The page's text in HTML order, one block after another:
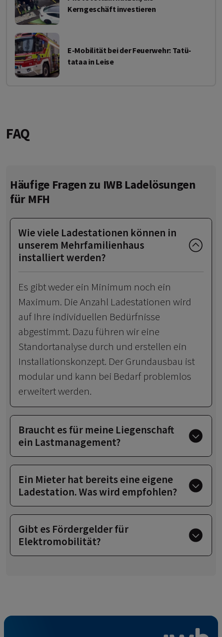
Kerngeschäft investieren
E-Mobilität bei der Feuerwehr: Tatü-
tataa in Leise
FAQ
Häufige Fragen zu IWB Ladelösungen
für MFH
Wie viele Ladestationen können in
unserem Mehrfamilienhaus
installiert werden?
Es gibt weder ein Minimum noch ein
Maximum. Die Anzahl Ladestationen wird
auf Ihre individuellen Bedürfnisse
abgestimmt. Dazu führen wir eine
Standortanalyse durch und erstellen ein
Installationskonzept. Der Grundausbau ist
modular und kann bei Bedarf problemlos
erweitert werden.
Braucht es für meine Liegenschaft
ein Lastmanagement?
Ein Mieter hat bereits eine eigene
Ladestation. Was wird empfohlen?
Gibt es Fördergelder für
Elektromobilität?